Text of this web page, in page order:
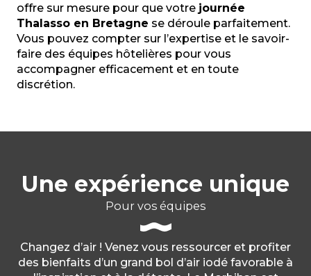
offre sur mesure pour que votre journée
Thalasso en Bretagne se déroule parfaitement.
Vous pouvez compter sur l’expertise et le savoir-
faire des équipes hôtelières pour vous
accompagner efficacement et en toute
discrétion.
Une expérience unique
Pour vos équipes
Changez d’air ! Venez vous ressourcer et profiter
des bienfaits d’un grand bol d’air iodé favorable à